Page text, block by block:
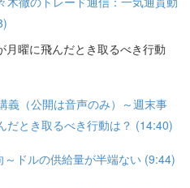
月曜に飛んだとき取るべき行動
義（公開は音声のみ）～週末事
だとき取るべき行動は？ (14:40)
ドルの供給量が半端ない (9:44)